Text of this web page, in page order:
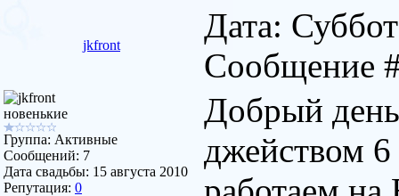
jkfront
Дата:
Сообщение
новенькие
Группа: Активные
Сообщений: 7
Дата свадьбы: 15 августа 2010
Репутация: 0
Добрый
джейством 6